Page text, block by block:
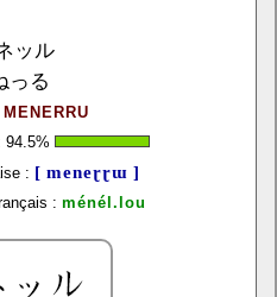
ッル
っる
MENERRU
94.5%
: [ meneɽɽɯ ]
: ménél.lou